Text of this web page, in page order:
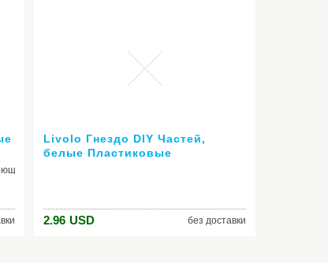
Livolo Гнездо DIY Частей,
белые Пластиковые
2.96 USD без доставки